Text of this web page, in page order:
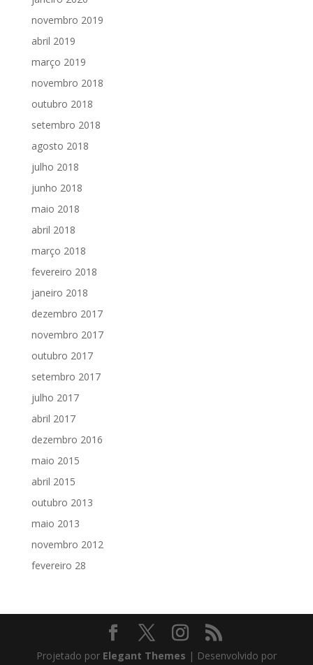
novembro 2019
abril 2019
março 2019
novembro 2018
outubro 2018
setembro 2018
agosto 2018
julho 2018
junho 2018
maio 2018
abril 2018
março 2018
fevereiro 2018
janeiro 2018
dezembro 2017
novembro 2017
outubro 2017
setembro 2017
julho 2017
abril 2017
dezembro 2016
maio 2015
abril 2015
outubro 2013
maio 2013
novembro 2012
fevereiro 28
Projetado por Elegant Themes | Desenvolvido por